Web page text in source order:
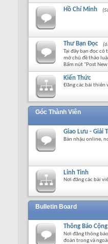
Hồ Chí Minh
Thư Bạn Đọc
Tại đây bạn đọc có
mở chủ đề thảo
Bấm nút "Post
Kiến Thức
Đăng các bài thiên
Góc Thành Viên
Giao Lưu - Giải
Bàn nhậu online,
Linh Tinh
Nơi đăng các bài
Bulletin Board
Thông Báo
Nơi đăng thông
đoàn trong và